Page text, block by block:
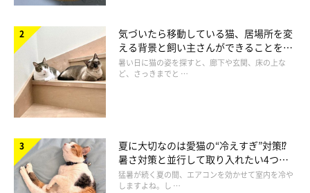
作者プロフィール
仁子(じんこ)
気づいたら移動している猫、居場所を変
える背景と飼い主さんができることを獣
医師が解説
暑い日に猫の姿を探すと、廊下や玄関、床の上な
ど、さっきまでと …
夏に大切なのは愛猫の“冷えすぎ”対策⁉
暑さ対策と並行して取り入れたい4つの
工夫
猛暑が続く夏の間、エアコンを効かせて室内を冷や
しますよね。し …